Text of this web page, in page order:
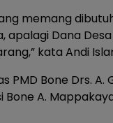
memang
apalagi Dana
kata Andi
PMD Bone Drs. A.
Bone A.